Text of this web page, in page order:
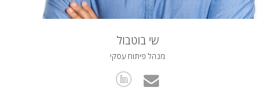
שי בוטבול
מנהל פיתוח עסקי